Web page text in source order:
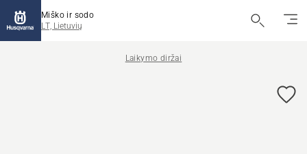
Miško ir sodo
LT, Lietuvių
Laikymo diržai